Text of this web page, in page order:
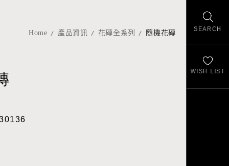
SEARCH
WISH LIST
Home 產品資訊 花磚全系列 隨機花磚